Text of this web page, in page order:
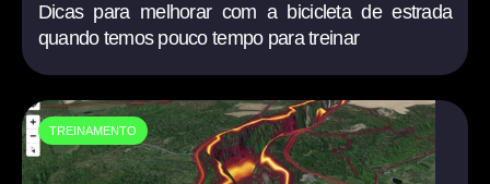
Dicas para melhorar com a bicicleta de estrada
quando temos pouco tempo para treinar
TREINAMENTO